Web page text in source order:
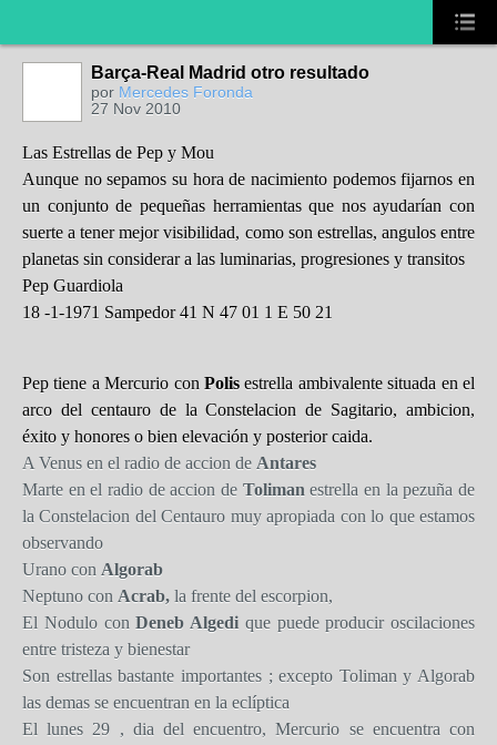
Barça-Real Madrid otro resultado
por Mercedes Foronda
27 Nov 2010
Las Estrellas de Pep y Mou
Aunque no sepamos su hora de nacimiento podemos fijarnos en
un conjunto de pequeñas herramientas que nos ayudarían con
suerte a tener mejor visibilidad, como son estrellas, angulos entre
planetas sin considerar a las luminarias, progresiones y transitos
Pep Guardiola
18 -1-1971 Sampedor 41 N 47 01 1 E 50 21
Pep tiene a Mercurio con Polis estrella ambivalente situada en el
arco del centauro de la Constelacion de Sagitario, ambicion,
éxito y honores o bien elevación y posterior caida.
A Venus en el radio de accion de Antares
Marte en el radio de accion de Toliman estrella en la pezuña de
la Constelacion del Centauro muy apropiada con lo que estamos
observando
Urano con Algorab
Neptuno con Acrab, la frente del escorpion,
El Nodulo conDeneb Algedi que puede producir oscilaciones
entre tristeza y bienestar
Son estrellas bastante importantes ; excepto Toliman y Algorab
las demas se encuentran en la eclíptica
El lunes 29 , dia del encuentro, Mercurio se encuentra con